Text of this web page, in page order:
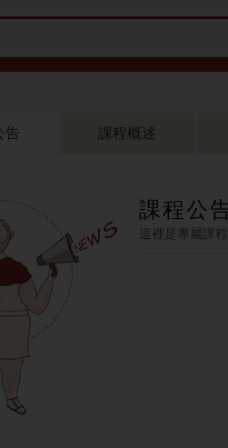
告 課程概述
課程公
這裡是專屬課